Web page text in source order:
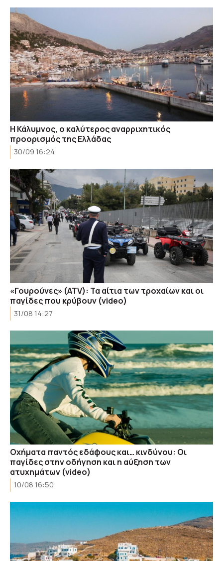
Η Κάλυμνος, ο καλύτερος αναρριχητικός
προορισμός της Ελλάδας
30/09 16:24
«Γουρούνες» (ATV): Τα αίτια των τροχαίων και οι
παγίδες που κρύβουν (video)
31/08 14:27
Οχήματα παντός εδάφους και… κινδύνου: Οι
παγίδες στην οδήγηση και η αύξηση των
ατυχημάτων (video)
10/08 16:50